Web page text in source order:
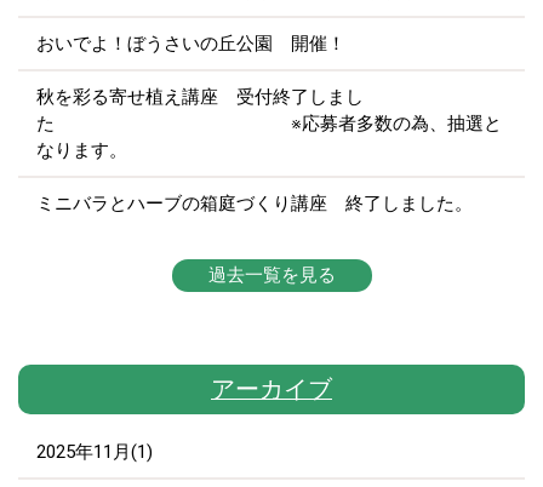
おいでよ！ぼうさいの丘公園 開催！
秋を彩る寄せ植え講座 受付終了しまし
た ※応募者多数の為、抽選と
なります。
ミニバラとハーブの箱庭づくり講座 終了しました。
過去一覧を見る
アーカイブ
2025年11月(1)